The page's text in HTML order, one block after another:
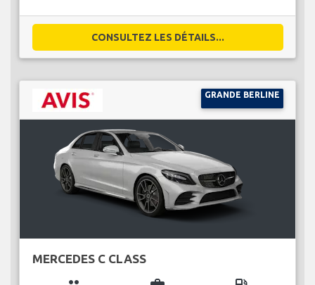
CONSULTEZ LES DÉTAILS...
GRANDE BERLINE
MERCEDES C CLASS